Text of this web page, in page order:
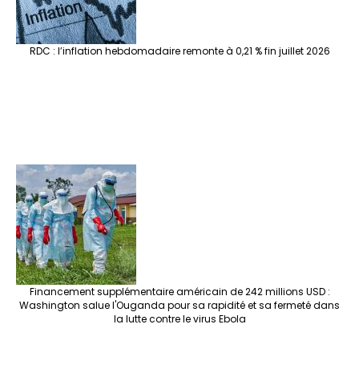
RDC : l’inflation hebdomadaire remonte à 0,21 % fin juillet 2026
Financement supplémentaire américain de 242 millions USD :
Washington salue l'Ouganda pour sa rapidité et sa fermeté dans
la lutte contre le virus Ebola